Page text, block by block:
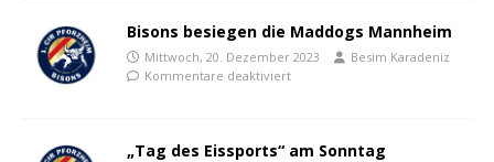
Bisons besiegen die Maddogs Mannheim
Mittwoch, 20. Dezember 2023
Besim Karadeniz
Kommentare deaktiviert
„Tag des Eissports“ am Sonntag